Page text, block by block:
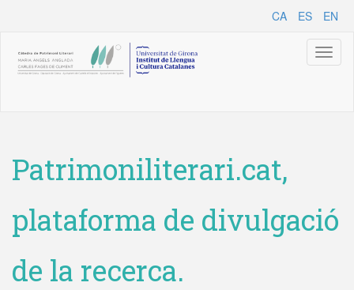
CA ES EN
Patrimoniliterari.cat,
plataforma de divulgació
de la recerca.